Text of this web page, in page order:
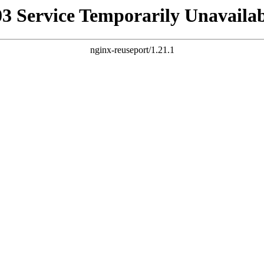
Service Temporarily
nginx-reuseport/1.21.1